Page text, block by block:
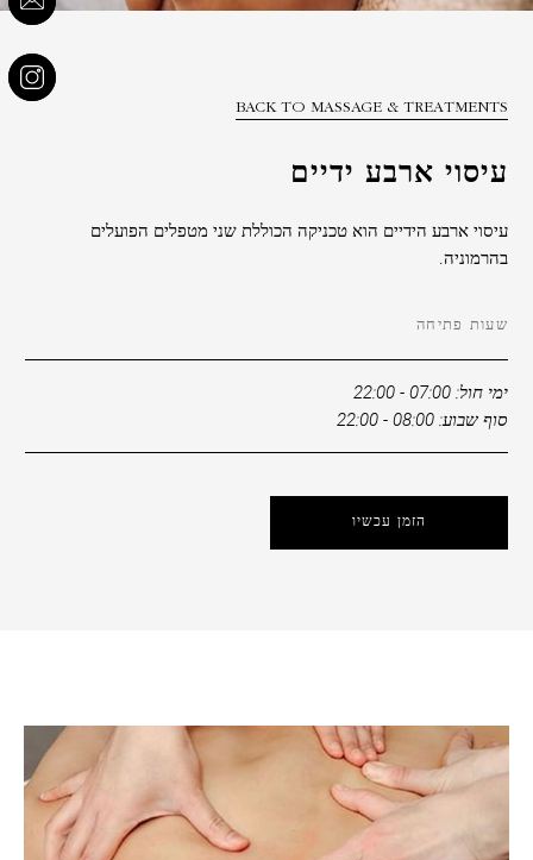
תאגידי
משתתף
בקבוצה
BACK TO MASSAGE & TREATMENTS
עיסוי ארבע ידיים
עיסוי ארבע הידיים הוא טכניקה הכוללת שני מטפלים הפועלים
בהרמוניה.
שעות פתיחה
ימי חול: 07:00 - 22:00
סוף שבוע: 08:00 - 22:00
הזמן עכשיו